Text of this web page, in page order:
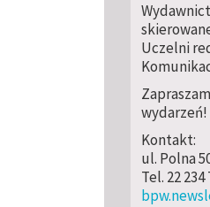
Uczelni
wydarzeń!
Kontakt:
ul. Polna
Tel. 22 234